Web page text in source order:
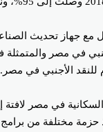
للنقد الأجنبي في مصر.